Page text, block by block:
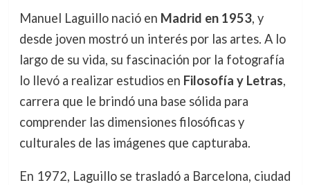
Manuel Laguillo nació en Madrid en 1953, y
desde joven mostró un interés por las artes. A lo
largo de su vida, su fascinación por la fotografía
lo llevó a realizar estudios en Filosofía y Letras,
carrera que le brindó una base sólida para
comprender las dimensiones filosóficas y
culturales de las imágenes que capturaba.
En 1972, Laguillo se trasladó a Barcelona, ciudad